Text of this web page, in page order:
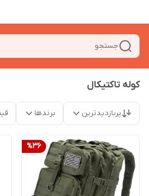
جستجو
کوله تاکتیکال
پربازدیدترین برندها
%36